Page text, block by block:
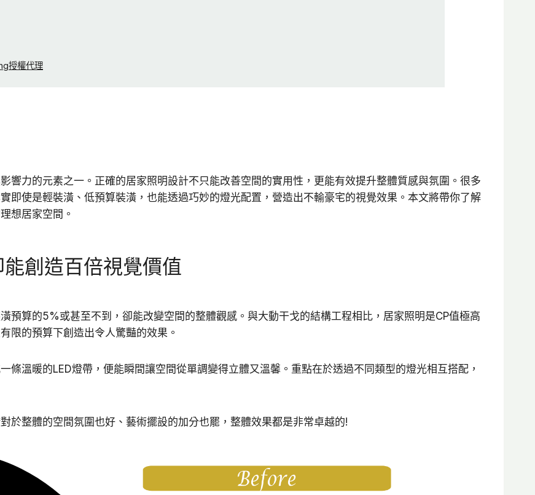
授權代理
響力的元素之一。正確的居家照明設計不只能改善空間的實用性，更能有效提升整體質感與氛圍。很多
即使是輕裝潢、低預算裝潢，也能透過巧妙的燈光配置，營造出不輸豪宅的視覺效果。本文將帶你了解
想居家空間。
創造百倍視覺價值
算的5%或甚至不到，卻能改變空間的整體觀感。與大動干戈的結構工程相比，居家照明是CP值極高
限的預算下創造出令人驚豔的效果。
條溫暖的LED燈帶，便能瞬間讓空間從單調變得立體又溫馨。重點在於透過不同類型的燈光相互搭配，
於整體的空間氛圍也好、藝術擺設的加分也罷，整體效果都是非常卓越的!